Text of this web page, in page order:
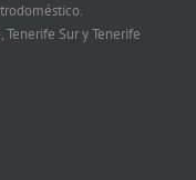
Sur y Tenerife